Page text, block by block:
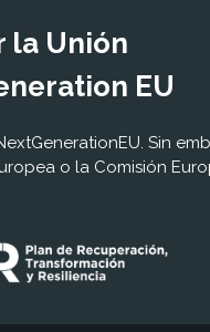
la Unión
EU
Sin
o la Comisión